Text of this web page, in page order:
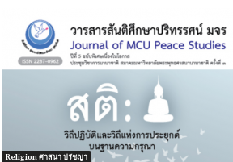
Religion ศาสนา ปรัชญา